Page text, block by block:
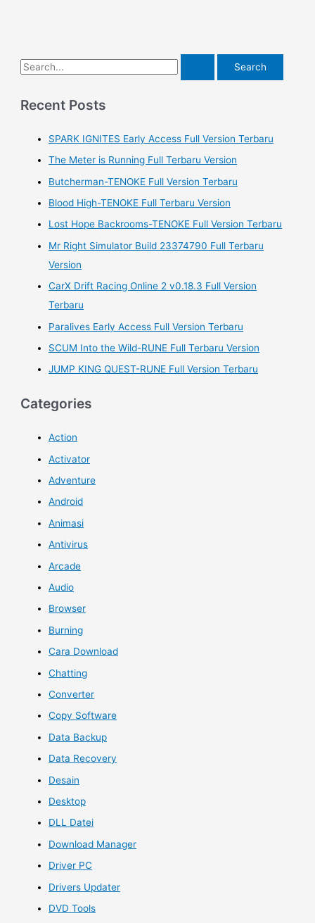
S
a
Recent Posts
SPARK IGNITES Early Access Full Version Terbaru
The Meter is Running Full Terbaru Version
Butcherman-TENOKE Full Version Terbaru
Blood High-TENOKE Full Terbaru Version
Lost Hope Backrooms-TENOKE Full Version Terbaru
Mr Right Simulator Build 23374790 Full Terbaru
Version
CarX Drift Racing Online 2 v0.18.3 Full Version
Terbaru
Paralives Early Access Full Version Terbaru
SCUM Into the Wild-RUNE Full Terbaru Version
JUMP KING QUEST-RUNE Full Version Terbaru
Categories
Action
Activator
Adventure
Android
Animasi
Antivirus
Arcade
Audio
Browser
Burning
Cara Download
Chatting
Converter
Copy Software
Data Backup
Data Recovery
Desain
Desktop
DLL Datei
Download Manager
Driver PC
Drivers Updater
DVD Tools